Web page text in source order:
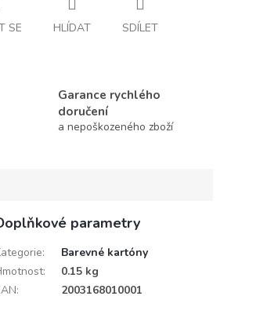
SE HLÍDAT SDÍLET
Garance rychlého
doručení
a nepoškozeného zboží
parametry
:
Barevné kartóny
:
0.15 kg
: 2003168010001